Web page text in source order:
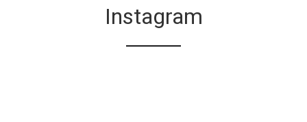
Instagram